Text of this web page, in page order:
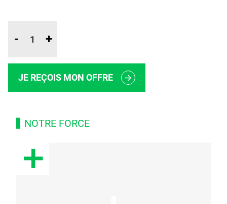
- +
JE REÇOIS MON OFFRE
NOTRE FORCE